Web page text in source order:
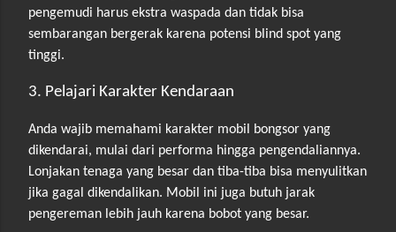
pengemudi harus ekstra waspada dan tidak bisa
sembarangan bergerak karena potensi blind spot yang
tinggi.
3. Pelajari Karakter Kendaraan
Anda wajib memahami karakter mobil bongsor yang
dikendarai, mulai dari performa hingga pengendaliannya.
Lonjakan tenaga yang besar dan tiba-tiba bisa menyulitkan
jika gagal dikendalikan. Mobil ini juga butuh jarak
pengereman lebih jauh karena bobot yang besar.